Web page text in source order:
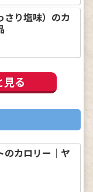
さり塩味）のカ
見る
のカロリー｜ヤ